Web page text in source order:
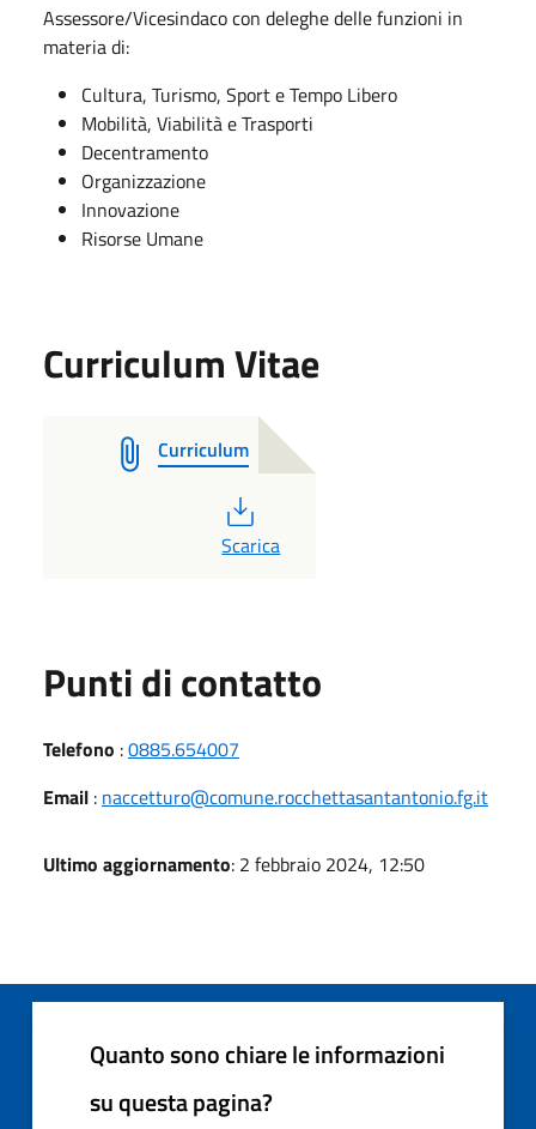
Assessore/Vicesindaco con deleghe delle funzioni in
materia di:
Cultura, Turismo, Sport e Tempo Libero
Mobilità, Viabilità e Trasporti
Decentramento
Organizzazione
Innovazione
Risorse Umane
Curriculum Vitae
Curriculum
PDF
Scarica
Punti di contatto
Telefono :0885.654007
Email : naccetturo@comune.rocchettasantantonio.fg.it
Ultimo aggiornamento: 2 febbraio 2024, 12:50
Quanto sono chiare le informazioni
su questa pagina?